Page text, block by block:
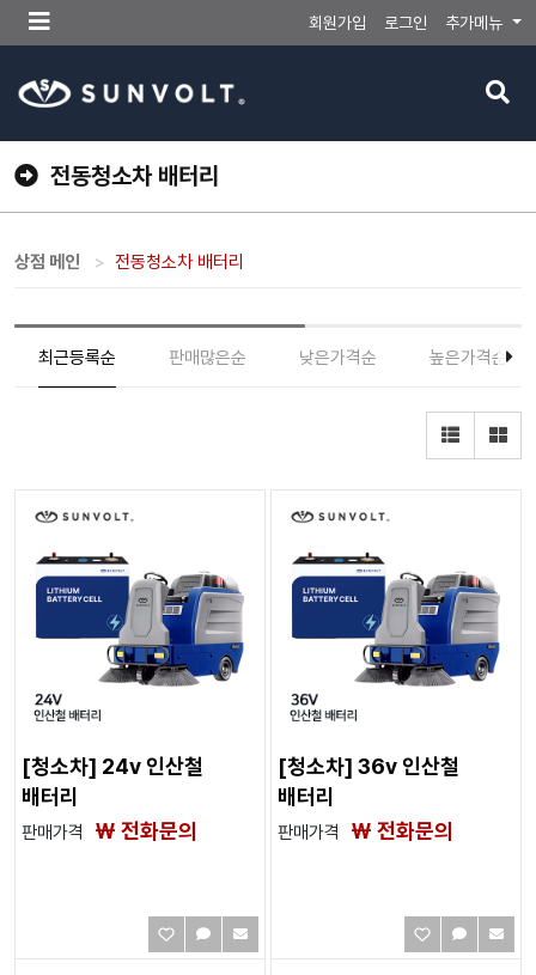
메
뉴
튼
회원가입 로그인 추가메뉴
검
버
전동청소차 배터리
상점 메인 전동청소차 배터리
최근등록순 판매많은순 낮은가격순 높은가격순
[청소차] 24v 인산철
배터리
판매가격 ₩ 전화문의
[청소차] 36v 인산철
배터리
판매가격 ₩ 전화문의